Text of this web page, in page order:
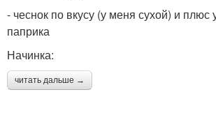
- чеснок по вкусу (у меня сухой) и плюс
паприка
Начинка:
читать дальше →